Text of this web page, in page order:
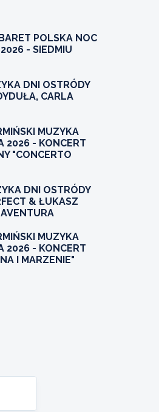
POLSKA NOC
- SIEDMIU
DNI OSTRÓDY
CARLA
MUZYKA
2026 - KONCERT
"CONCERTO
DNI OSTRÓDY
& ŁUKASZ
MUZYKA
2026 - KONCERT
I MARZENIE"